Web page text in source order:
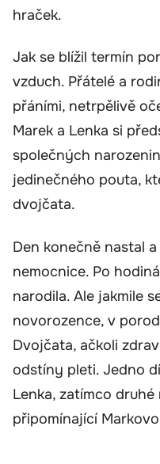
hraček.
Jak se blížil termín
vzduch. Přátelé a
přáními, netrpělivě
Marek a Lenka si
společných
jedinečného pouta,
dvojčata.
Den konečně nastal
nemocnice. Po
narodila. Ale jakmile
novorozence, v
Dvojčata, ačkoli
odstíny pleti. Jedno
Lenka, zatímco
připomínající